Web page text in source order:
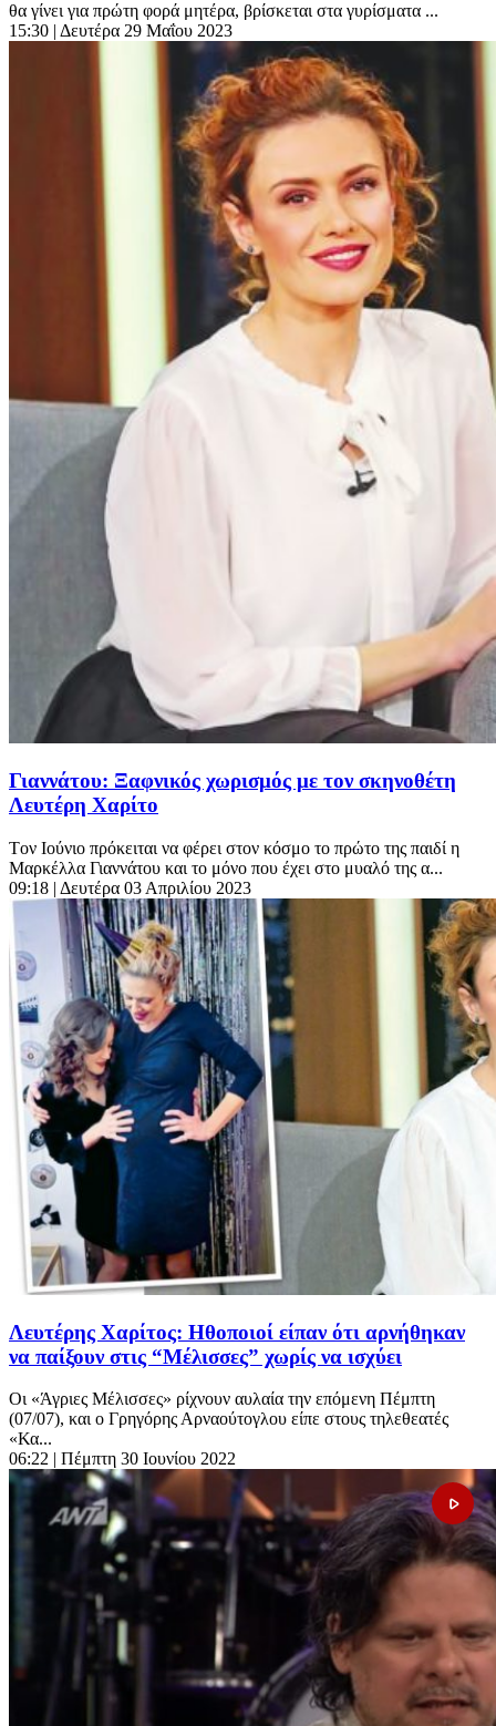
θα γίνει για πρώτη φορά μητέρα, βρίσκεται στα γυρίσματα ...
15:30 | Δευτέρα 29 Μαΐου 2023
Γιαννάτου: Ξαφνικός χωρισμός με τον σκηνοθέτη
Λευτέρη Χαρίτο
Tον Ιούνιο πρόκειται να φέρει στον κόσμο το πρώτο της παιδί η
Μαρκέλλα Γιαννάτου και το μόνο που έχει στο μυαλό της α...
09:18 | Δευτέρα 03 Απριλίου 2023
Λευτέρης Χαρίτος: Ηθοποιοί είπαν ότι αρνήθηκαν
να παίξουν στις “Μέλισσες” χωρίς να ισχύει
Οι «Άγριες Μέλισσες» ρίχνουν αυλαία την επόμενη Πέμπτη
(07/07), και ο Γρηγόρης Αρναούτογλου είπε στους τηλεθεατές
«Κα...
06:22 | Πέμπτη 30 Ιουνίου 2022